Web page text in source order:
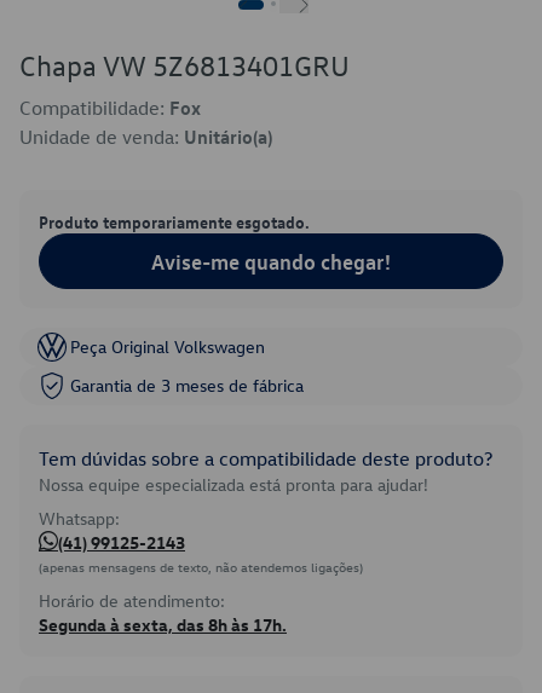
Chapa VW 5Z6813401GRU
Compatibilidade: Fox
Unidade de venda: Unitário(a)
Produto temporariamente esgotado.
Avise-me quando chegar!
Peça Original Volkswagen
Garantia de 3 meses de fábrica
Tem dúvidas sobre a compatibilidade deste produto?
Nossa equipe especializada está pronta para ajudar!
Whatsapp:
(41) 99125-2143
(apenas mensagens de texto, não atendemos ligações)
Horário de atendimento:
Segunda à sexta, das 8h às 17h.